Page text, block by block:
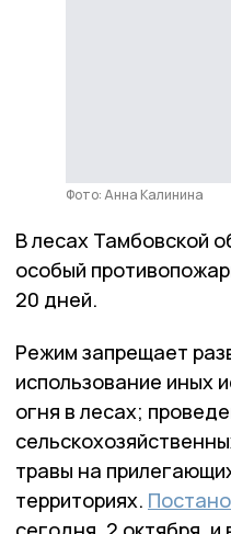
Фото: Анна Калинина
В лесах Тамбовской
особый
20 дней.
Режим запрещает
использование иных
огня в лесах;
травы на
территориях.